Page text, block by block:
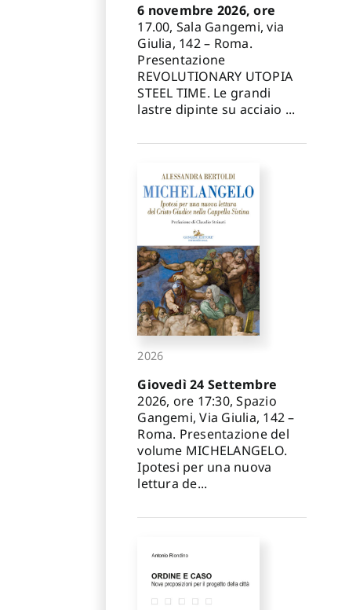
6 novembre 2026, ore
17.00, Sala Gangemi, via
Giulia, 142 – Roma.
Presentazione
REVOLUTIONARY UTOPIA
STEEL TIME. Le grandi
lastre dipinte su acciaio ...
2026
Giovedì 24 Settembre
2026, ore 17:30, Spazio
Gangemi, Via Giulia, 142 –
Roma. Presentazione del
volume MICHELANGELO.
Ipotesi per una nuova
lettura de...